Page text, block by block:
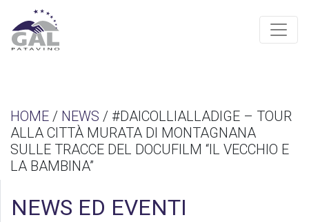
HOME / NEWS / #DAICOLLIALLADIGE – TOUR
ALLA CITTÀ MURATA DI MONTAGNANA
SULLE TRACCE DEL DOCUFILM “IL VECCHIO E
LA BAMBINA”
NEWS ED EVENTI